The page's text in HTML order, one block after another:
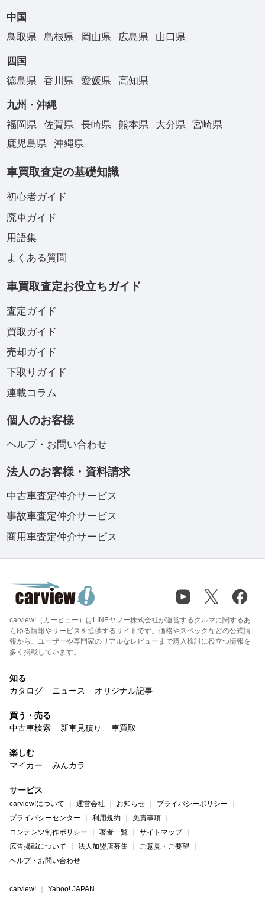
中国
鳥取県
島根県 岡山県 広島県 山口県
四国
徳島県
香川県 愛媛県 高知県
九州・沖縄
福岡県
佐賀県 長崎県 熊本県 大分県
宮崎県
鹿児島県
沖縄県
車買取査定の基礎知識
初心者ガイド
廃車ガイド
用語集
よくある質問
車買取査定お役立ちガイド
査定ガイド
買取ガイド
売却ガイド
下取りガイド
連載コラム
個人のお客様
ヘルプ・お問い合わせ
法人のお客様・資料請求
中古車査定仲介サービス
事故車査定仲介サービス
商用車査定仲介サービス
carview!（カービュー）はLINEヤフー株式会社が運営するクルマに関するあ
らゆる情報やサービスを提供するサイトです。価格やスペックなどの公式情
報から、ユーザーや専門家のリアルなレビューまで購入検討に役立つ情報を
多く掲載しています。
知る
カタログ
ニュース オリジナル記事
買う・売る
中古車検索
新車見積り 車買取
楽しむ
マイカー
みんカラ
サービス
carview!について 運営会社 お知らせ
プライバシーポリシー
プライバシーセンター
利用規約
免責事項
コンテンツ制作ポリシー
著者一覧
サイトマップ
広告掲載について
法人加盟店募集
ご意見・ご要望
ヘルプ・お問い合わせ
carview! Yahoo! JAPAN